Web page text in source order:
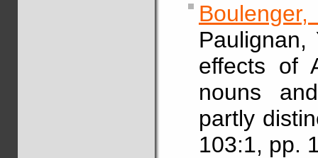
Paulignan,
effects of
nouns
partly
103:1, pp.